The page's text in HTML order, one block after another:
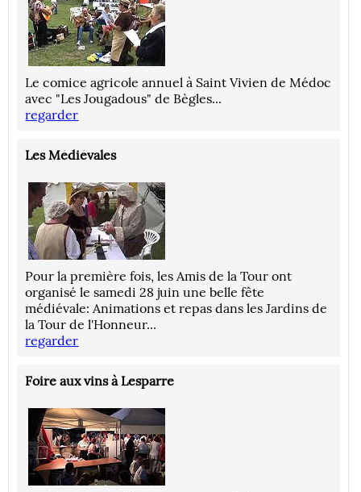
Le comice agricole annuel à Saint Vivien de Médoc
avec "Les Jougadous" de Bègles...
regarder
Les Médiévales
Pour la première fois, les Amis de la Tour ont
organisé le samedi 28 juin une belle fête
médiévale: Animations et repas dans les Jardins de
la Tour de l'Honneur...
regarder
Foire aux vins à Lesparre